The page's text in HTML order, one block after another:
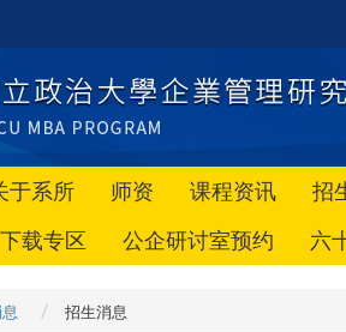
于系所 师资 课程资讯 招
下载专区 公企研讨室预约 六
招生消息